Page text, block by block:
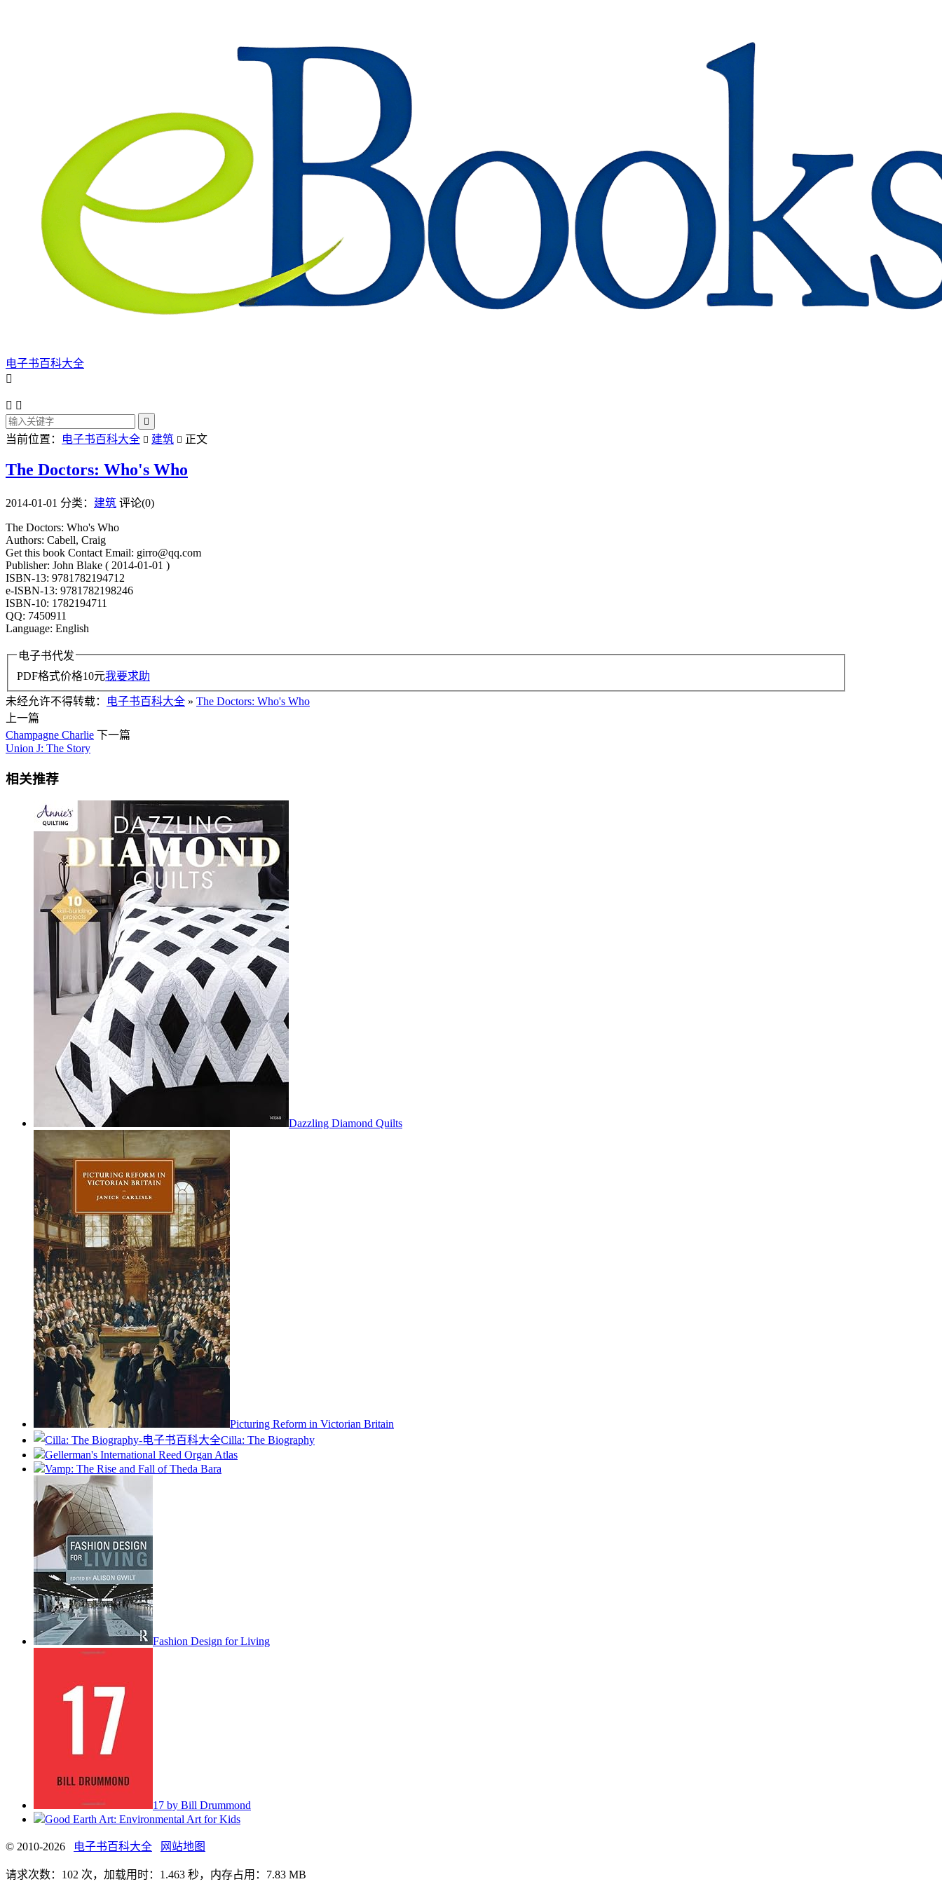
电子书百科大全

 

当前位置： 电子书百科大全  建筑  正文
The Doctors: Who's Who
2014-01-01 分类： 建筑 评论(0)
The Doctors: Who's Who
Authors: Cabell, Craig
Get this book Contact Email: girro@qq.com
Publisher: John Blake ( 2014-01-01 )
ISBN-13: 9781782194712
e-ISBN-13: 9781782198246
ISBN-10: 1782194711
QQ: 7450911
Language: English
电子书代发
PDF格式价格10元我要求助
未经允许不得转载： 电子书百科大全 » The Doctors: Who's Who
上一篇
Champagne Charlie 下一篇
Union J: The Story
相关推荐
Dazzling Diamond Quilts
Picturing Reform in Victorian Britain
Cilla: The Biography
Gellerman's International Reed Organ Atlas
Vamp: The Rise and Fall of Theda Bara
Fashion Design for Living
17 by Bill Drummond
Good Earth Art: Environmental Art for Kids
© 2010-2026 电子书百科大全 网站地图
请求次数：102 次，加载用时：1.463 秒，内存占用：7.83 MB